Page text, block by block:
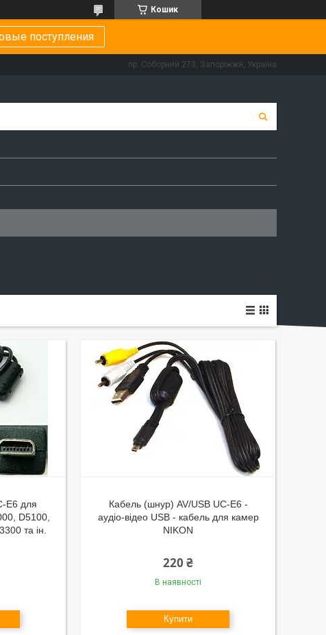
Кошик
поступления
пр. Соборний 273, Запоріжжя, Україна
E6 для
D5100,
та ін.
Кабель (шнур) AV/USB UC-E6 -
аудіо-відео USB - кабель для камер
NIKON
220 ₴
В наявності
Купити